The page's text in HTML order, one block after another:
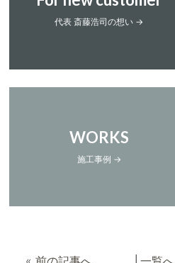
代表 斎藤浩司の想い →
WORKS
施工事例 →